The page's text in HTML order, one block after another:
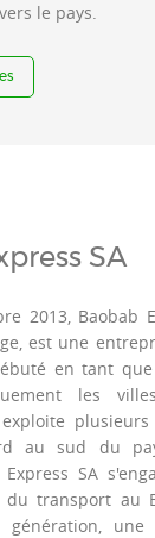
le pays.
SA
2013, Baobab
est une
en tant
les
au sud du
Express SA
du transport au
une